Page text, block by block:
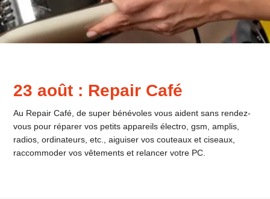
23 août : Repair Café
Au Repair Café, de super bénévoles vous aident sans rendez-
vous pour réparer vos petits appareils électro, gsm, amplis,
radios, ordinateurs, etc., aiguiser vos couteaux et ciseaux,
raccommoder vos vêtements et relancer votre PC.